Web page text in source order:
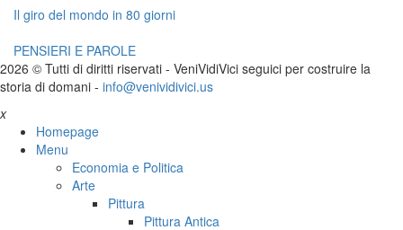
Il giro del mondo in 80 giorni
PENSIERI E PAROLE
2026 © Tutti di diritti riservati - VeniVidiVici seguici per costruire la
storia di domani - info@venividivici.us
x
Homepage
Menu
Economia e Politica
Arte
Pittura
Pittura Antica